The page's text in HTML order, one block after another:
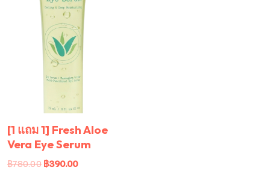
[1 แถม 1] Fresh Aloe
Vera Eye Serum
฿780.00 ฿390.00